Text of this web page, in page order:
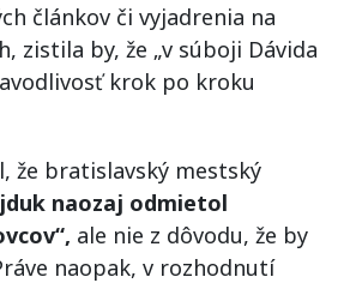
článkov či vyjadrenia na
zistila by, že „v súboji Dávida
krok po kroku
že bratislavský mestský
naozaj odmietol
ale nie z dôvodu, že by
naopak, v rozhodnutí